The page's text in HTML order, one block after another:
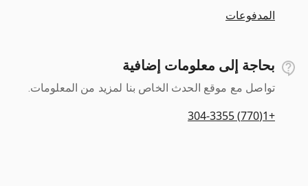
المدفوعات
بحاجة إلى معلومات إضافية
تواصل مع موقع الحدث الخاص بنا لمزيد من المعلومات.
+1(770) 304-3355